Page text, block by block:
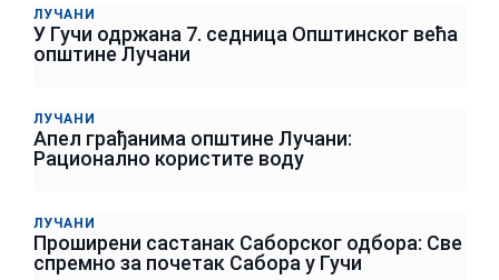
ЛУЧАНИ
У Гучи одржана 7. седница Општинског већа
општине Лучани
ЛУЧАНИ
Апел грађанима општине Лучани:
Рационално користите воду
ЛУЧАНИ
Проширени састанак Саборског одбора: Све
спремно за почетак Сабора у Гучи